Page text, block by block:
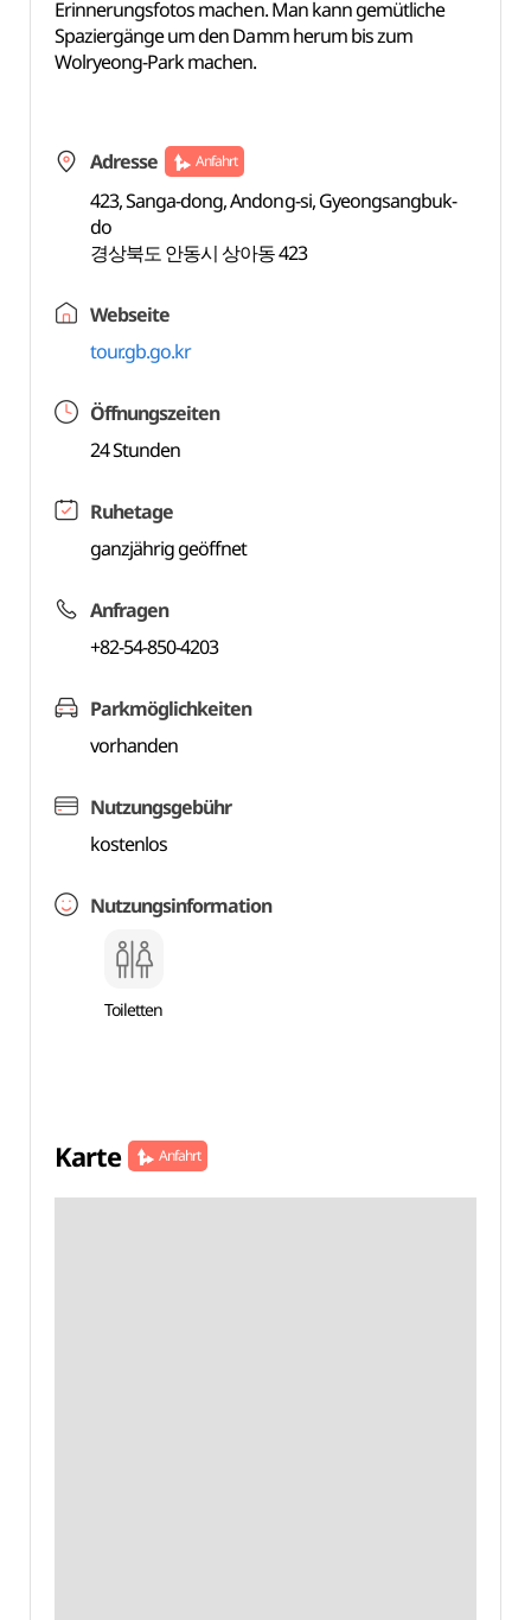
Erinnerungsfotos machen. Man kann gemütliche
Spaziergänge um den Damm herum bis zum
Wolryeong-Park machen.
Adresse Anfahrt
423, Sanga-dong, Andong-si, Gyeongsangbuk-
do
경상북도 안동시 상아동 423
Webseite
tour.gb.go.kr
Öffnungszeiten
24 Stunden
Ruhetage
ganzjährig geöffnet
Anfragen
+82-54-850-4203
Parkmöglichkeiten
vorhanden
Nutzungsgebühr
kostenlos
Nutzungsinformation
Toiletten
Karte Anfahrt